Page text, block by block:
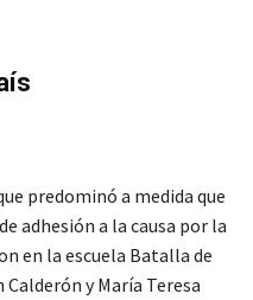
predominó a medida que
adhesión a la causa por la
en la escuela Batalla de
y María Teresa